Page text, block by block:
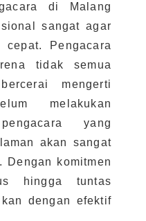
di Malang
sangat agar
Pengacara
tidak semua
mengerti
melakukan
yang
akan sangat
Dengan komitmen
hingga tuntas
dengan efektif